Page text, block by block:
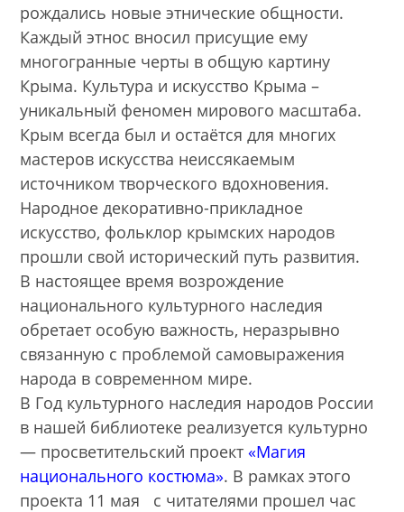
рождались новые этнические общности.
Каждый этнос вносил присущие ему
многогранные черты в общую картину
Крыма. Культура и искусство Крыма –
уникальный феномен мирового масштаба.
Крым всегда был и остаётся для многих
мастеров искусства неиссякаемым
источником творческого вдохновения.
Народное декоративно-прикладное
искусство, фольклор крымских народов
прошли свой исторический путь развития.
В настоящее время возрождение
национального культурного наследия
обретает особую важность, неразрывно
связанную с проблемой самовыражения
народа в современном мире.
В Год культурного наследия народов России
в нашей библиотеке реализуется культурно
— просветительский проект«Магия
национального костюма». В рамках этого
проекта 11 мая с читателями прошел час